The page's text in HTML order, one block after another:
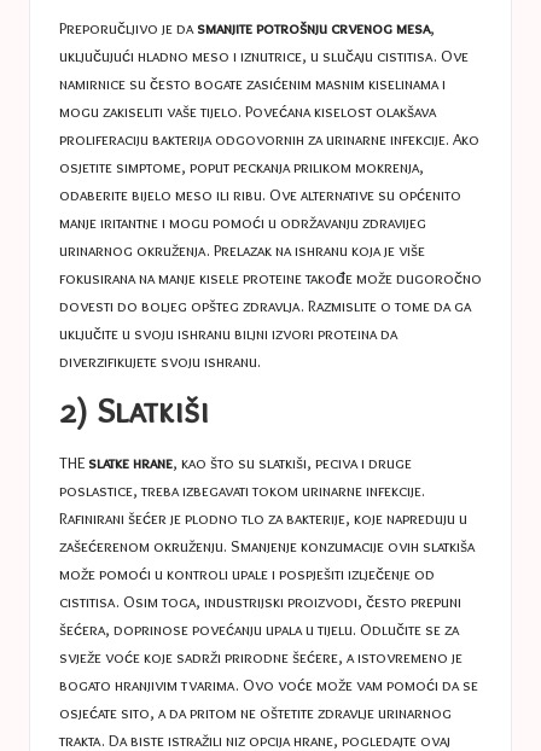
Preporučljivo je dasmanjite potrošnju crvenog mesa,
uključujući hladno meso i iznutrice, u slučaju cistitisa. Ove
namirnice su često bogate zasićenim masnim kiselinama i
mogu zakiseliti vaše tijelo. Povećana kiselost olakšava
proliferaciju bakterija odgovornih za urinarne infekcije. Ako
osjetite simptome, poput peckanja prilikom mokrenja,
odaberite bijelo meso ili ribu. Ove alternative su općenito
manje iritantne i mogu pomoći u održavanju zdravijeg
urinarnog okruženja. Prelazak na ishranu koja je više
fokusirana na manje kisele proteine ​​takođe može dugoročno
dovesti do boljeg opšteg zdravlja. Razmislite o tome da ga
uključite u svoju ishranu biljni izvori proteinada
diverzifikujete svoju ishranu.
2) Slatkiši
THE slatke hrane, kao što su slatkiši, peciva i druge
poslastice, treba izbegavati tokom urinarne infekcije.
Rafinirani šećer je plodno tlo za bakterije, koje napreduju u
zašećerenom okruženju. Smanjenje konzumacije ovih slatkiša
može pomoći u kontroli upale i pospješiti izlječenje od
cistitisa. Osim toga, industrijski proizvodi, često prepuni
šećera, doprinose povećanju upala u tijelu. Odlučite se za
svježe voće koje sadrži prirodne šećere, a istovremeno je
bogato hranjivim tvarima. Ovo voće može vam pomoći da se
osjećate sito, a da pritom ne oštetite zdravlje urinarnog
trakta. Da biste istražili niz opcija hrane, pogledajte ovaj